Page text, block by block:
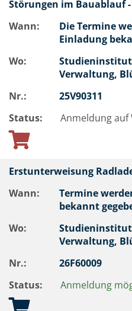
Störungen im Bauablauf
Wann:
Die Termine
Einladung
Wo:
Verwaltung,
Nr.:
25V90311
Status:
Anmeldung auf
Erstunterweisung
Wann:
Termine
bekannt
Wo:
Verwaltung,
Nr.:
26F60009
Status:
Anmeldung